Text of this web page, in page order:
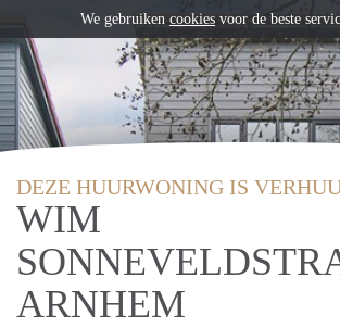
DEZE HUURWONING IS
WIM
ARNHEM
We gebruiken cookies voor de beste